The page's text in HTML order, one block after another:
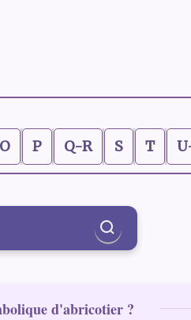
O P Q-R S T
d'abricotier ?